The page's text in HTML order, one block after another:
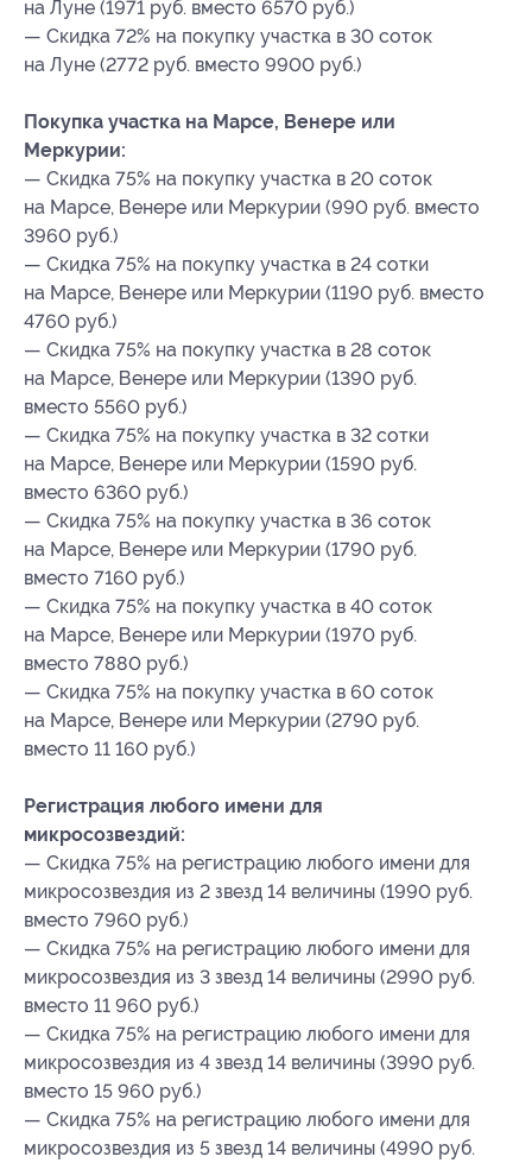
на Луне (1971 руб. вместо 6570 руб.)
— Скидка 72% на покупку участка в 30 соток
на Луне (2772 руб. вместо 9900 руб.)
Покупка участка на Марсе, Венере или
Меркурии:
— Скидка 75% на покупку участка в 20 соток
на Марсе, Венере или Меркурии (990 руб. вместо
3960 руб.)
— Скидка 75% на покупку участка в 24 сотки
на Марсе, Венере или Меркурии (1190 руб. вместо
4760 руб.)
— Скидка 75% на покупку участка в 28 соток
на Марсе, Венере или Меркурии (1390 руб.
вместо 5560 руб.)
— Скидка 75% на покупку участка в 32 сотки
на Марсе, Венере или Меркурии (1590 руб.
вместо 6360 руб.)
— Скидка 75% на покупку участка в 36 соток
на Марсе, Венере или Меркурии (1790 руб.
вместо 7160 руб.)
— Скидка 75% на покупку участка в 40 соток
на Марсе, Венере или Меркурии (1970 руб.
вместо 7880 руб.)
— Скидка 75% на покупку участка в 60 соток
на Марсе, Венере или Меркурии (2790 руб.
вместо 11 160 руб.)
Регистрация любого имени для
микросозвездий:
— Скидка 75% на регистрацию любого имени для
микросозвездия из 2 звезд 14 величины (1990 руб.
вместо 7960 руб.)
— Скидка 75% на регистрацию любого имени для
микросозвездия из 3 звезд 14 величины (2990 руб.
вместо 11 960 руб.)
— Скидка 75% на регистрацию любого имени для
микросозвездия из 4 звезд 14 величины (3990 руб.
вместо 15 960 руб.)
— Скидка 75% на регистрацию любого имени для
микросозвездия из 5 звезд 14 величины (4990 руб.